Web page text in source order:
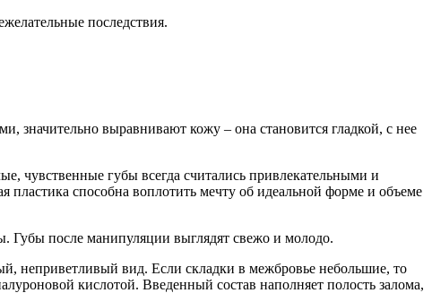
последствия.
значительно выравнивают кожу – она становится гладкой, с нее
чувственные губы всегда считались привлекательными и
способна воплотить мечту об идеальной форме и объеме
Губы после манипуляции выглядят свежо и молодо.
неприветливый вид. Если складки в межбровье небольшие, то
кислотой. Введенный состав наполняет полость залома,